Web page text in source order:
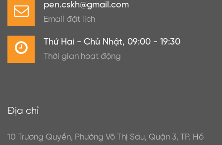
pen.cskh@gmail.com
Email đặt lịch
Thứ Hai - Chủ Nhật, 09:00 - 19:30
Thời gian hoạt động
Địa chỉ
10 Trương Quyền, Phường Võ Thị Sáu, Quận 3, TP. Hồ